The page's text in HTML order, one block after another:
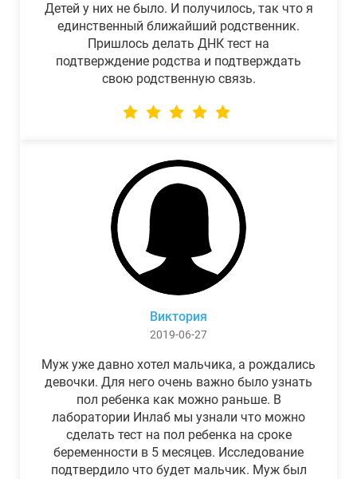
Детей у них не было. И получилось, так что я
единственный ближайший родственник.
Пришлось делать ДНК тест на
подтверждение родства и подтверждать
свою родственную связь.
Виктория
2019-06-27
Муж уже давно хотел мальчика, а рождались
девочки. Для него очень важно было узнать
пол ребенка как можно раньше. В
лаборатории Инлаб мы узнали что можно
сделать тест на пол ребенка на сроке
беременности в 5 месяцев. Исследование
подтвердило что будет мальчик. Муж был